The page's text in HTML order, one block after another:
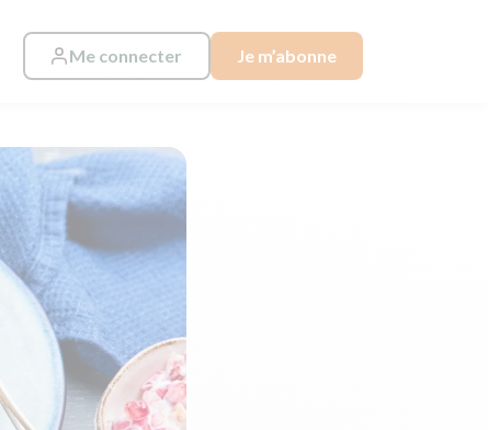
Me connecter Je m’abonne